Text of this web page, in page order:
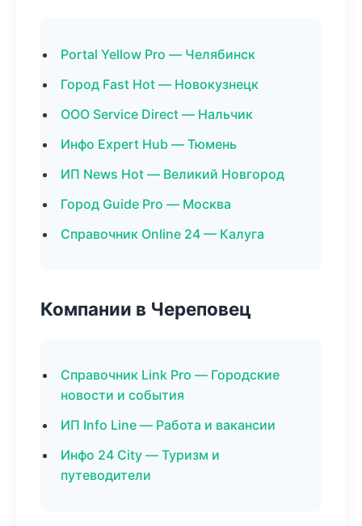
Portal Yellow Pro — Челябинск
Город Fast Hot — Новокузнецк
ООО Service Direct — Нальчик
Инфо Expert Hub — Тюмень
ИП News Hot — Великий Новгород
Город Guide Pro — Москва
Справочник Online 24 — Калуга
Компании в Череповец
Справочник Link Pro — Городские
новости и события
ИП Info Line — Работа и вакансии
Инфо 24 City — Туризм и
путеводители